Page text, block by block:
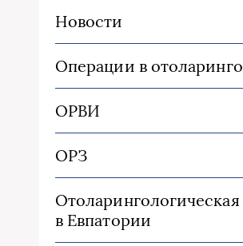
Новости
Операции в
ОРВИ
ОРЗ
в Евпатории